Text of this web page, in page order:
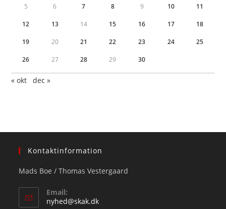
5 6 7 8 9 10 11
12 13 14 15 16 17 18
19 20 21 22 23 24 25
26 27 28 29 30
« okt dec »
Kontaktinformation
Mads Boe / Thomas Vestergaard
Email:
nyhed@skak.dkOpens